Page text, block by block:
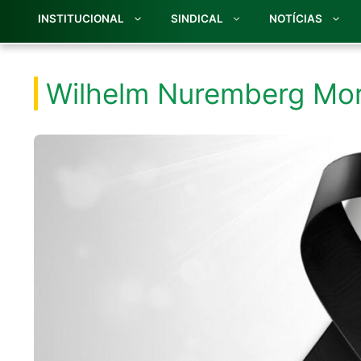
INSTITUCIONAL SINDICAL NOTÍCIAS
Wilhelm Nuremberg